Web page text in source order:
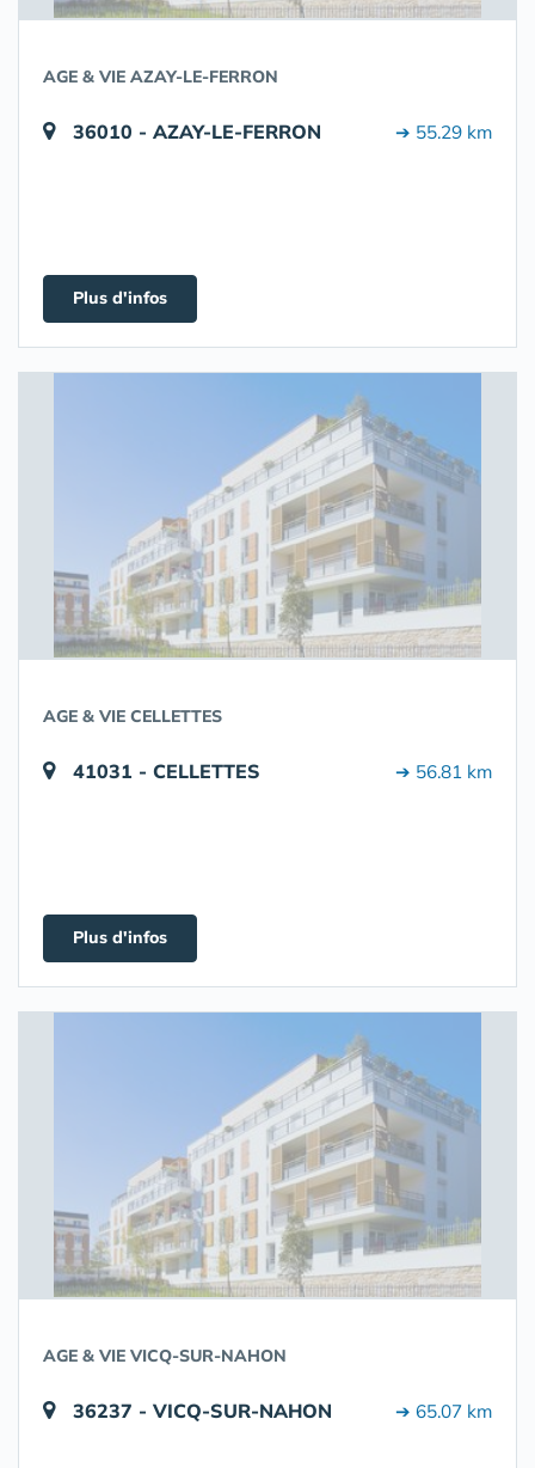
AGE & VIE AZAY-LE-FERRON
36010 - AZAY-LE-FERRON ➔ 55.29 km
Plus d'infos
AGE & VIE CELLETTES
41031 - CELLETTES ➔ 56.81 km
Plus d'infos
AGE & VIE VICQ-SUR-NAHON
36237 - VICQ-SUR-NAHON ➔ 65.07 km